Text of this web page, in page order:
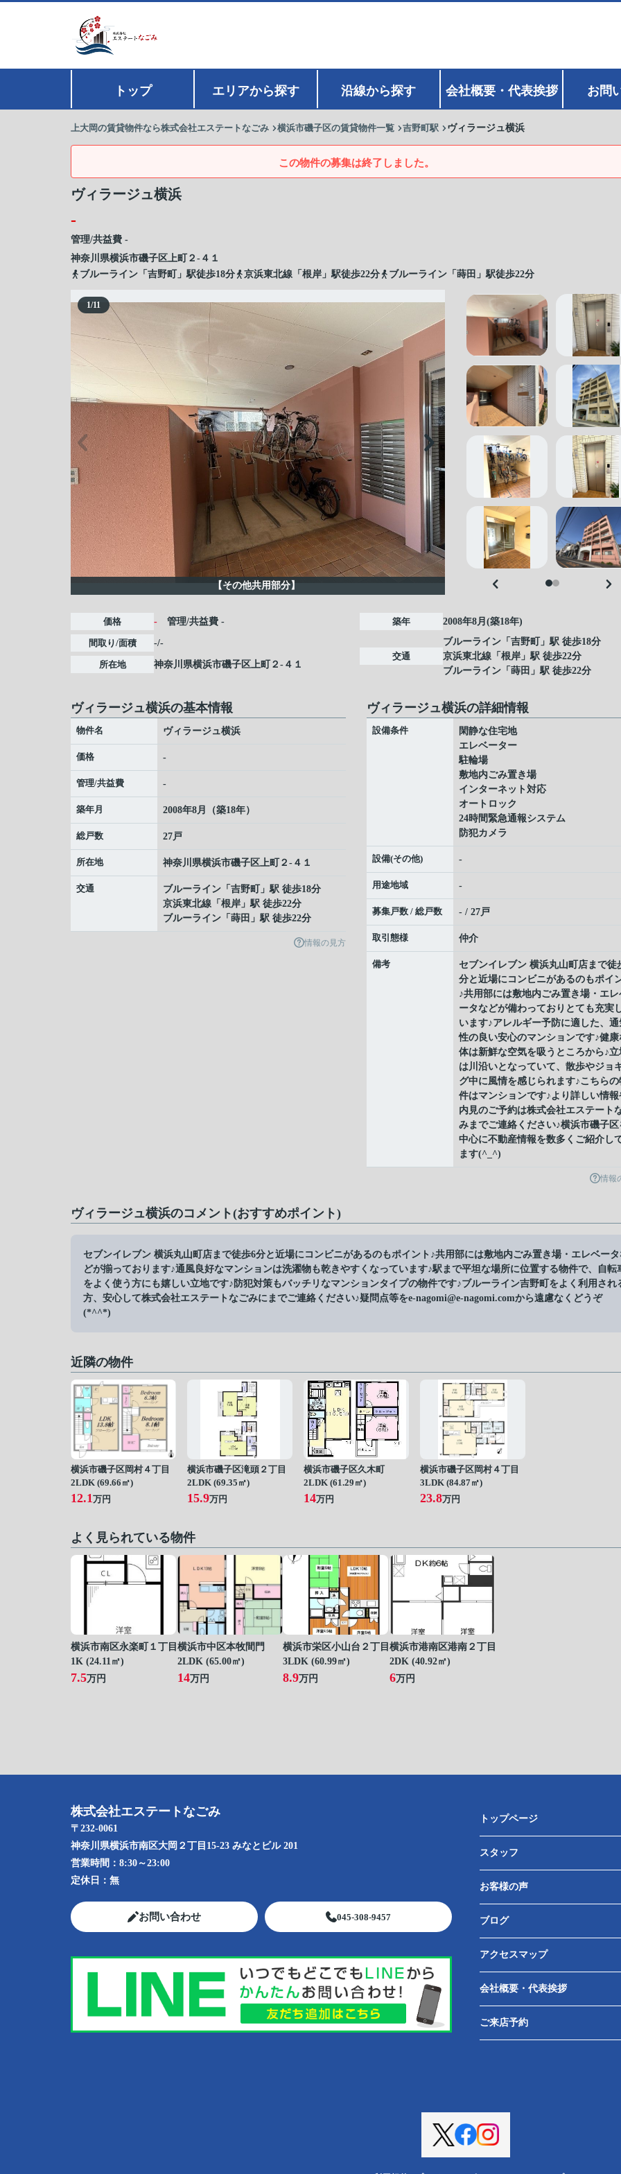
トップ エリアから探す 沿線から探す 会社概要・代表挨拶 お問
上大岡の賃貸物件なら株式会社エステートなごみ 横浜市磯子区の賃貸物件一覧 吉野町駅 ヴィラージュ横浜
この物件の募集は終了しました。
ヴィラージュ横浜
-
管理/共益費 -
神奈川県横浜市磯子区上町
２-４１
ブルーライン「吉野町」駅徒歩18分
京浜東北線「根岸」駅徒歩22分 ブルーライン「蒔田」駅徒歩22分
1/11
【その他共用部分】
価格 - 管理/共益費 -
間取り/面積 -/-
所在地 神奈川県横浜市磯子区上町 ２-４１
築年 2008年8月(築18年)
交通
ブルーライン 「 吉野町
」駅 徒歩18分
京浜東北線 「 根岸 」駅 徒歩22分
ブルーライン 「 蒔田 」駅 徒歩22分
ヴィラージュ横浜の基本情報
物件名 ヴィラージュ横浜
価格 -
管理/共益費 -
築年月 2008年8月（築18年）
総戸数 27戸
所在地 神奈川県横浜市磯子区上町 ２-４１
交通 ブルーライン 「 吉野町
」駅 徒歩18分
京浜東北線 「 根岸 」駅 徒歩22分
ブルーライン 「 蒔田 」駅 徒歩22分
情報の見方
ヴィラージュ横浜の詳細情報
設備条件
閑静な住宅地
エレベーター
駐輪場
敷地内ごみ置き場
インターネット対応
オートロック
24時間緊急通報システム
防犯カメラ
設備(その他) -
用途地域 -
募集戸数 / 総戸数 - / 27戸
取引態様 仲介
備考
セブンイレブン 横浜丸山町店まで徒
分と近場にコンビニがあるのもポイ
♪共用部には敷地内ごみ置き場・エレ
ータなどが備わっておりとても充実
います♪アレルギー予防に適した、通
性の良い安心のマンションです♪健康
体は新鮮な空気を吸うところから♪立
は川沿いとなっていて、散歩やジョ
グ中に風情を感じられます♪こちらの
件はマンションです♪より詳しい情報
内見のご予約は株式会社エステート
みまでご連絡ください♪横浜市磯子区
中心に不動産情報を数多くご紹介し
ます(^_^)
情報
ヴィラージュ横浜のコメント(おすすめポイント)
セブンイレブン 横浜丸山町店まで徒歩6分と近場にコンビニがあるのもポイント♪共用部には敷地内ごみ置き場・エレベー
どが揃っております♪通風良好なマンションは洗濯物も乾きやすくなっています♪駅まで平坦な場所に位置する物件で、自転
をよく使う方にも嬉しい立地です♪防犯対策もバッチリなマンションタイプの物件です♪ブルーライン吉野町をよく利用され
方、安心して株式会社エステートなごみにまでご連絡ください♪疑問点等をe-nagomi@e-nagomi.comから遠慮なくどうぞ
(*^^*)
近隣の物件
横浜市磯子区岡村４丁目
2LDK (69.66㎡)
12.1万円
横浜市磯子区滝頭２丁目
2LDK (69.35㎡)
15.9万円
横浜市磯子区久木町
2LDK (61.29㎡)
14万円
横浜市磯子区岡村４丁目
3LDK (84.87㎡)
23.8万円
よく見られている物件
横浜市南区永楽町１丁目
1K (24.11㎡)
7.5万円
横浜市中区本牧間門
2LDK (65.00㎡)
14万円
横浜市栄区小山台２丁目
3LDK (60.99㎡)
8.9万円
横浜市港南区港南２丁目
2DK (40.92㎡)
6万円
株式会社エステートなごみ
〒232-0061
神奈川県横浜市南区大岡２丁目15-23 みなとビル 201
営業時間： 8:30～23:00
定休日： 無
お問い合わせ 045-308-9457
トップページ
スタッフ
お客様の声
ブログ
アクセスマップ
会社概要・代表挨拶
ご来店予約